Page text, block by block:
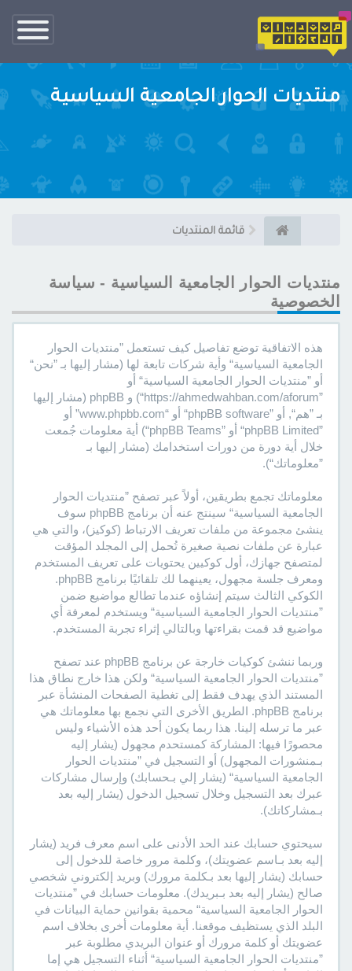
تبديل
الناف
منتديات الحوار الجامعية السياسية
قائمة المنتديات
منتديات الحوار الجامعية السياسية - سياسة
الخصوصية
هذه الاتفاقية توضع تفاصيل كيف تستعمل ”منتديات الحوار
الجامعية السياسية“ وأية شركات تابعة لها (مشار إليها بـ ”نحن“
أو ”منتديات الحوار الجامعية السياسية“ أو
”https://ahmedwahban.com/aforum“) و phpBB (مشار إليها
بـ ”هم“, أو ”phpBB software“ أو “www.phpbb.com” أو
”phpBB Limited“ أو ”phpBB Teams“) أية معلومات جُمعت
خلال أية دورة من دورات استخدامك (مشار إليها بـ
”معلوماتك“).
معلوماتك تجمع بطريقين، أولاً عبر تصفح ”منتديات الحوار
الجامعية السياسية“ سينتج عنه أن برنامج phpBB سوف
ينشئ مجموعة من ملفات تعريف الارتباط (كوكيز)، والتي هي
عبارة عن ملفات نصية صغيرة تُحمل إلى المجلد المؤقت
لمتصفح جهازك، أول كوكيين يحتويات على تعريف المستخدم
ومعرف جلسة مجهول، يعينهما لك تلقائيًا برنامج phpBB.
الكوكي الثالث سيتم إنشاؤه عندما تطالع مواضيع ضمن
”منتديات الحوار الجامعية السياسية“ ويستخدم لمعرفة أي
مواضيع قد قمت بقراءتها وبالتالي إثراء تجربة المستخدم.
وربما ننشئ كوكيات خارجة عن برنامج phpBB عند تصفح
”منتديات الحوار الجامعية السياسية“ ولكن هذا خارج نطاق هذا
المستند الذي يهدف فقط إلى تغطية الصفحات المنشأة عبر
برنامج phpBB. الطريق الأخرى التي نجمع بها معلوماتك هي
عبر ما ترسله إلينا. هذا ربما يكون أحد هذه الأشياء وليس
محصورًا فيها: المشاركة كمستحدم مجهول (يشار إليه
بـمنشورات المجهول) أو التسجيل في ”منتديات الحوار
الجامعية السياسية“ (يشار إلي بـحسابك) وإرسال مشاركات
عبرك بعد التسجيل وخلال تسجيل الدخول (يشار إليه بعد
بـمشاركاتك).
سيحتوي حسابك عند الحد الأدنى على اسم معرف فريد (يشار
إليه بعد بـاسم عضويتك)، وكلمة مرور خاصة للدخول إلى
حسابك (يشار إليها بعد بـكلمة مرورك) وبريد إلكتروني شخصي
صالح (يشار إليه بعد بـبريدك). معلومات حسابك في ”منتديات
الحوار الجامعية السياسية“ محمية بقوانين حماية البيانات في
البلد الذي يستظيف موقعنا. أية معلومات أخرى بخلاف اسم
عضويتك أو كلمة مرورك أو عنوان البريدي مطلوبة عبر
”منتديات الحوار الجامعية السياسية“ أثناء التسجيل هي إما